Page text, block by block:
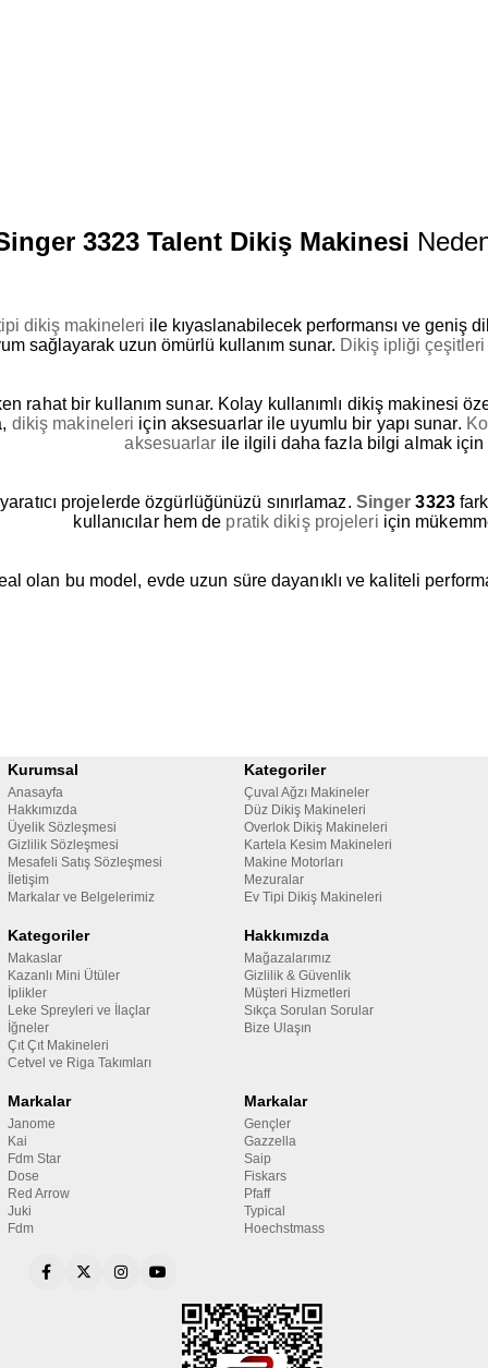
3323 Talent Dikiş Makinesi
dikiş makineleri ile kıyaslanabilecek performansı ve geniş
sağlayarak uzun ömürlü kullanım sunar. Dikiş ipliği çeşitleri
rahat bir kullanım sunar. Kolay kullanımlı dikiş
dikiş makineleri için aksesuarlar ile uyumlu bir yapı sunar.
aksesuarlar ile ilgili daha fazla bilgi almak için
projelerde özgürlüğünüzü sınırlamaz. Singer3323
kullanıcılar hem de pratik dikiş projeleri için
olan bu model, evde uzun süre dayanıklı ve kaliteli
Kurumsal
Anasayfa
Hakkımızda
Üyelik Sözleşmesi
Gizlilik Sözleşmesi
Mesafeli Satış Sözleşmesi
İletişim
Markalar ve Belgelerimiz
Kategoriler
Çuval Ağzı Makineler
Düz Dikiş Makineleri
Overlok Dikiş Makineleri
Kartela Kesim Makineleri
Makine Motorları
Mezuralar
Ev Tipi Dikiş Makineleri
Kategoriler
Makaslar
Kazanlı Mini Ütüler
İplikler
Leke Spreyleri ve İlaçlar
İğneler
Çıt Çıt Makineleri
Cetvel ve Riga Takımları
Hakkımızda
Mağazalarımız
Gizlilik & Güvenlik
Müşteri Hizmetleri
Sıkça Sorulan Sorular
Bize Ulaşın
Markalar
Janome
Kai
Fdm Star
Dose
Red Arrow
Juki
Fdm
Markalar
Gençler
Gazzella
Saip
Fiskars
Pfaff
Typical
Hoechstmass